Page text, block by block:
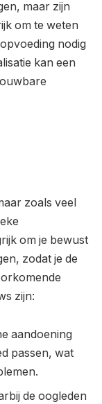
maar zijn
om te weten
nodig
kan een
zoals veel
om je bewust
zodat je de
zijn:
aandoening
passen, wat
de oogleden